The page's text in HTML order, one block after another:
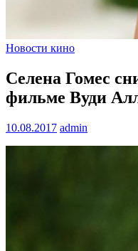
Новости кино
Селена Гомес
фильме Вуди
10.08.2017 admin